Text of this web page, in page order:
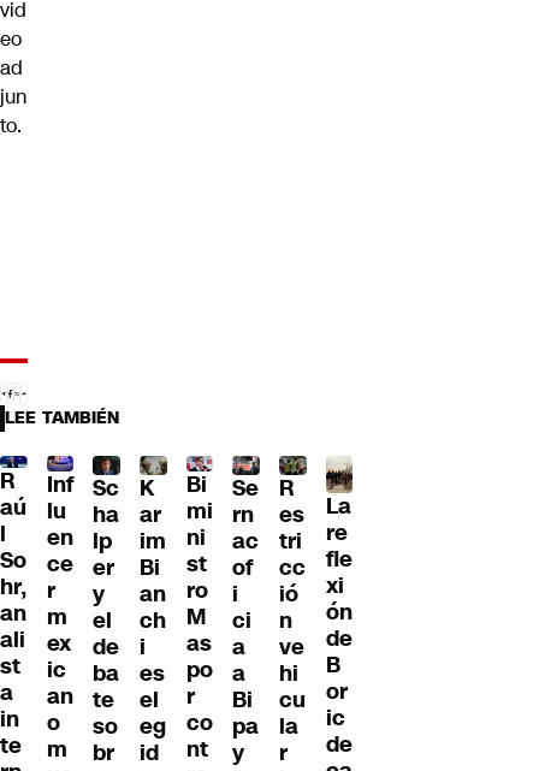
vid
eo
ad
jun
to.
LEE TAMBIÉN
R
aú
l
So
hr,
an
ali
st
a
in
te
Inf
lu
en
ce
r
m
ex
ic
an
o
m
Sc
ha
lp
er
y
el
de
ba
te
so
br
K
ar
im
Bi
an
ch
i
es
el
eg
id
Bi
mi
ni
st
ro
M
as
po
r
co
nt
Se
rn
ac
of
i
ci
a
a
Bi
pa
y
R
es
tri
cc
ió
n
ve
hi
cu
la
r
La
re
fle
xi
ón
de
B
or
ic
de